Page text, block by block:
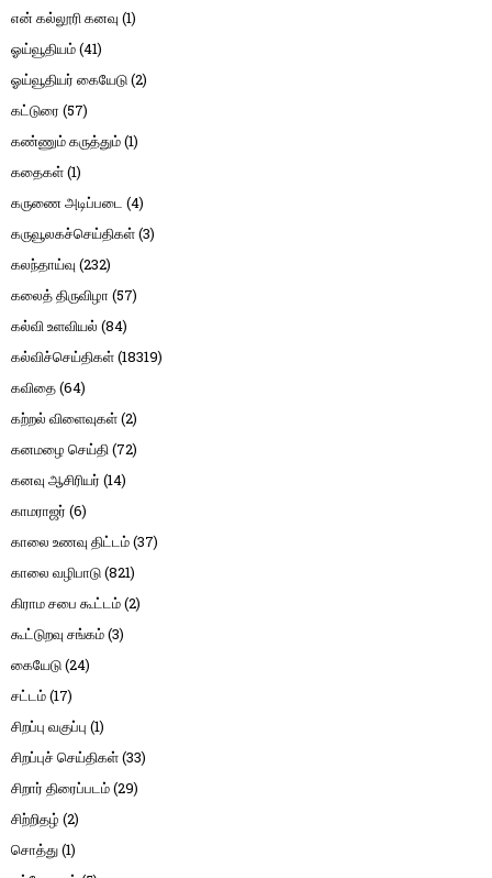
என் கல்லூரி கனவு (1)
ஓய்வூதியம்(41)
ஓய்வூதியர் கையேடு(2)
கட்டுரை (57)
கண்ணும் கருத்தும்(1)
கதைகள்(1)
கருணை அடிப்படை (4)
கருவூலகச்செய்திகள்(3)
கலந்தாய்வு (232)
கலைத் திருவிழா (57)
கல்வி உளவியல் (84)
கல்விச்செய்திகள்(18319)
கவிதை(64)
கற்றல் விளைவுகள்(2)
கனமழை செய்தி(72)
கனவு ஆசிரியர் (14)
காமராஜர் (6)
காலை உணவு திட்டம்(37)
காலை வழிபாடு(821)
கிராம சபை கூட்டம்(2)
கூட்டுறவு சங்கம்(3)
கையேடு(24)
சட்டம்(17)
சிறப்பு வகுப்பு (1)
சிறப்புச் செய்திகள்(33)
சிறார் திரைப்படம்(29)
சிற்றிதழ் (2)
சொத்து(1)